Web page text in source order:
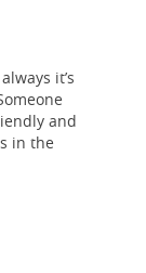
it’s
and
in the